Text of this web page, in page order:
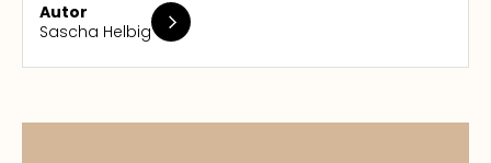
Autor
Sascha Helbig